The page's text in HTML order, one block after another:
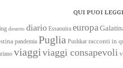
QUI PUOI
deserto diario Essaouira europa
pandemia Puglia Pushkar racconti in
viaggiviaggi consapevoli